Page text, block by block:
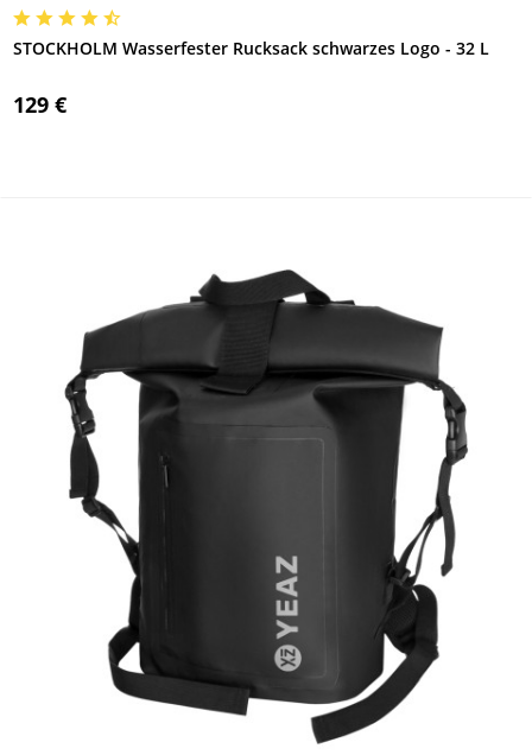
STOCKHOLM Wasserfester Rucksack schwarzes Logo - 32 L
129 €